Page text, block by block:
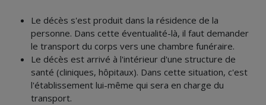
Le décès s'est produit dans la résidence de la
personne. Dans cette éventualité-là, il faut demander
le transport du corps vers une chambre funéraire.
Le décès est arrivé à l'intérieur d'une structure de
santé (cliniques, hôpitaux). Dans cette situation, c'est
l'établissement lui-même qui sera en charge du
transport.